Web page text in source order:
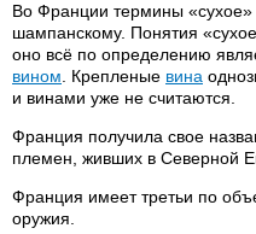
Во Франции термины «сухое»
шампанскому. Понятия «сухое
оно всё по определению
вином . Крепленые вина
и винами уже не считаются.
Франция получила свое
племен, живших в Северной
Франция имеет третьи по
оружия.